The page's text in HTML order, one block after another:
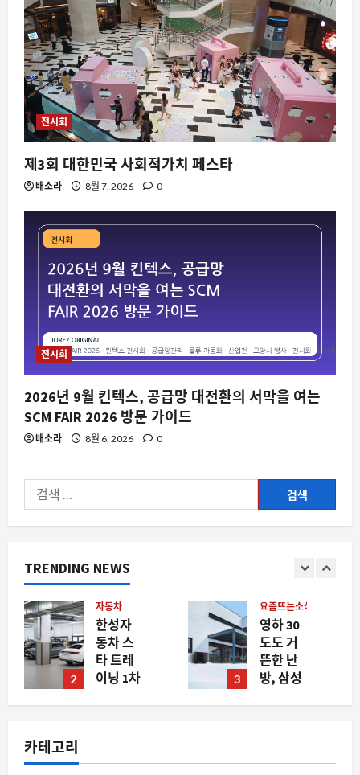
전시회
제3회 대한민국 사회적가치 페스타
배소라 8월 7, 2026 0
전시회
2026년 9월 킨텍스, 공급망 대전환의 서막을 여는
SCM FAIR 2026 방문 가이드
배소라 8월 6, 2026 0
색:
TRENDING NEWS
3
요즘뜨는소식
영하 30
도도 거
뜬한 난
방, 삼성
잡고 만
4
스팀
설치도
하지 않
은 게임
에 달성
화 오류
카테고리